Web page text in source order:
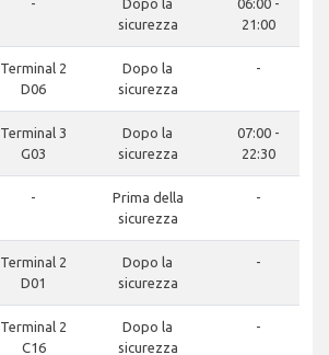
-
Dopo la
sicurezza
06:00 -
21:00
Terminal 2
D06
Dopo la
sicurezza
-
Terminal 3
G03
Dopo la
sicurezza
07:00 -
22:30
-
Prima della
sicurezza
-
Terminal 2
D01
Dopo la
sicurezza
-
Terminal 2
C16
Dopo la
sicurezza
-